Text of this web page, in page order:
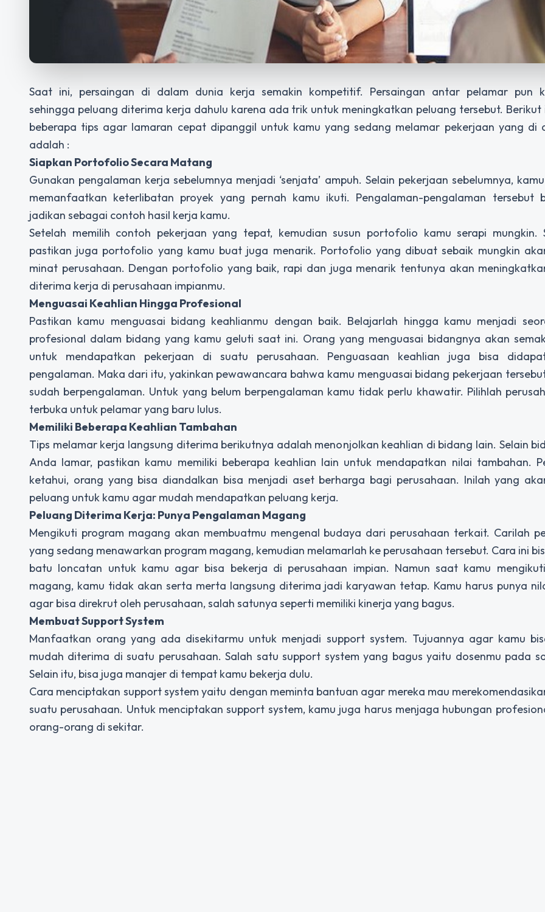
Saat ini, persaingan di dalam dunia kerja semakin kompetitif. Persaingan antar pelamar pun
sehingga peluang diterima kerja dahulu karena ada trik untuk meningkatkan peluang tersebut. Berikut
beberapa tips agar lamaran cepat dipanggil untuk kamu yang sedang melamar pekerjaan yang di
adalah :
Siapkan Portofolio Secara Matang
Gunakan pengalaman kerja sebelumnya menjadi ‘senjata’ ampuh. Selain pekerjaan sebelumnya,
memanfaatkan keterlibatan proyek yang pernah kamu ikuti. Pengalaman-pengalaman tersebut
jadikan sebagai contoh hasil kerja kamu.
Setelah memilih contoh pekerjaan yang tepat, kemudian susun portofolio kamu serapi mungkin.
pastikan juga portofolio yang kamu buat juga menarik. Portofolio yang dibuat sebaik mungkin
minat perusahaan. Dengan portofolio yang baik, rapi dan juga menarik tentunya akan
diterima kerja di perusahaan impianmu.
Menguasai Keahlian Hingga Profesional
Pastikan kamu menguasai bidang keahlianmu dengan baik. Belajarlah hingga kamu menjadi
profesional dalam bidang yang kamu geluti saat ini. Orang yang menguasai bidangnya akan
untuk mendapatkan pekerjaan di suatu perusahaan. Penguasaan keahlian juga bisa
pengalaman. Maka dari itu, yakinkan pewawancara bahwa kamu menguasai bidang pekerjaan
sudah berpengalaman. Untuk yang belum berpengalaman kamu tidak perlu khawatir. Pilihlah
terbuka untuk pelamar yang baru lulus.
Memiliki Beberapa Keahlian Tambahan
Tips melamar kerja langsung diterima berikutnya adalah menonjolkan keahlian di bidang lain. Selain
Anda lamar, pastikan kamu memiliki beberapa keahlian lain untuk mendapatkan nilai tambahan.
ketahui, orang yang bisa diandalkan bisa menjadi aset berharga bagi perusahaan. Inilah yang
peluang untuk kamu agar mudah mendapatkan peluang kerja.
Peluang Diterima Kerja: Punya Pengalaman Magang
Mengikuti program magang akan membuatmu mengenal budaya dari perusahaan terkait. Carilah
yang sedang menawarkan program magang, kemudian melamarlah ke perusahaan tersebut. Cara ini
batu loncatan untuk kamu agar bisa bekerja di perusahaan impian. Namun saat kamu
magang, kamu tidak akan serta merta langsung diterima jadi karyawan tetap. Kamu harus punya
agar bisa direkrut oleh perusahaan, salah satunya seperti memiliki kinerja yang bagus.
Membuat Support System
Manfaatkan orang yang ada disekitarmu untuk menjadi support system. Tujuannya agar kamu
mudah diterima di suatu perusahaan. Salah satu support system yang bagus yaitu dosenmu pada
Selain itu, bisa juga manajer di tempat kamu bekerja dulu.
Cara menciptakan support system yaitu dengan meminta bantuan agar mereka mau
suatu perusahaan. Untuk menciptakan support system, kamu juga harus menjaga hubungan
orang-orang di sekitar.